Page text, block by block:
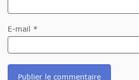
E-mail *